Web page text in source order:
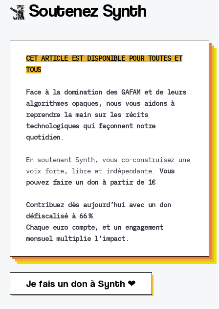
Soutenez Synth
CET ARTICLE EST DISPONIBLE POUR TOUTES ET
TOUS
Face à la domination des GAFAM et de leurs
algorithmes opaques, nous vous aidons à
reprendre la main sur les récits
technologiques qui façonnent notre
quotidien .
En soutenant Synth, vous co-construisez une
voix forte, libre et indépendante.Vous
pouvez faire un don à partir de 1€
Contribuez dès aujourd’hui avec un don
défiscalisé à 66 %.
Chaque euro compte, et un engagement
mensuel multiplie l’impact.
Je fais un don à Synth ❤︎